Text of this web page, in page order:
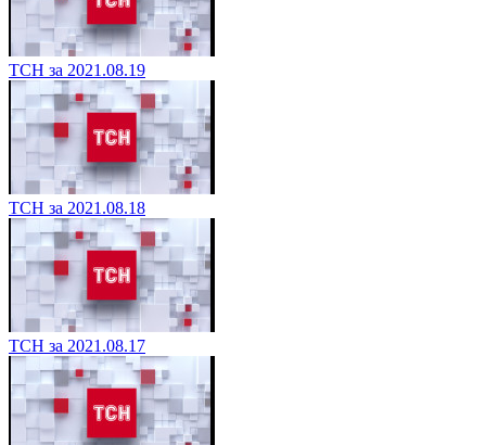
ТСН за 2021.08.19
ТСН за 2021.08.18
ТСН за 2021.08.17